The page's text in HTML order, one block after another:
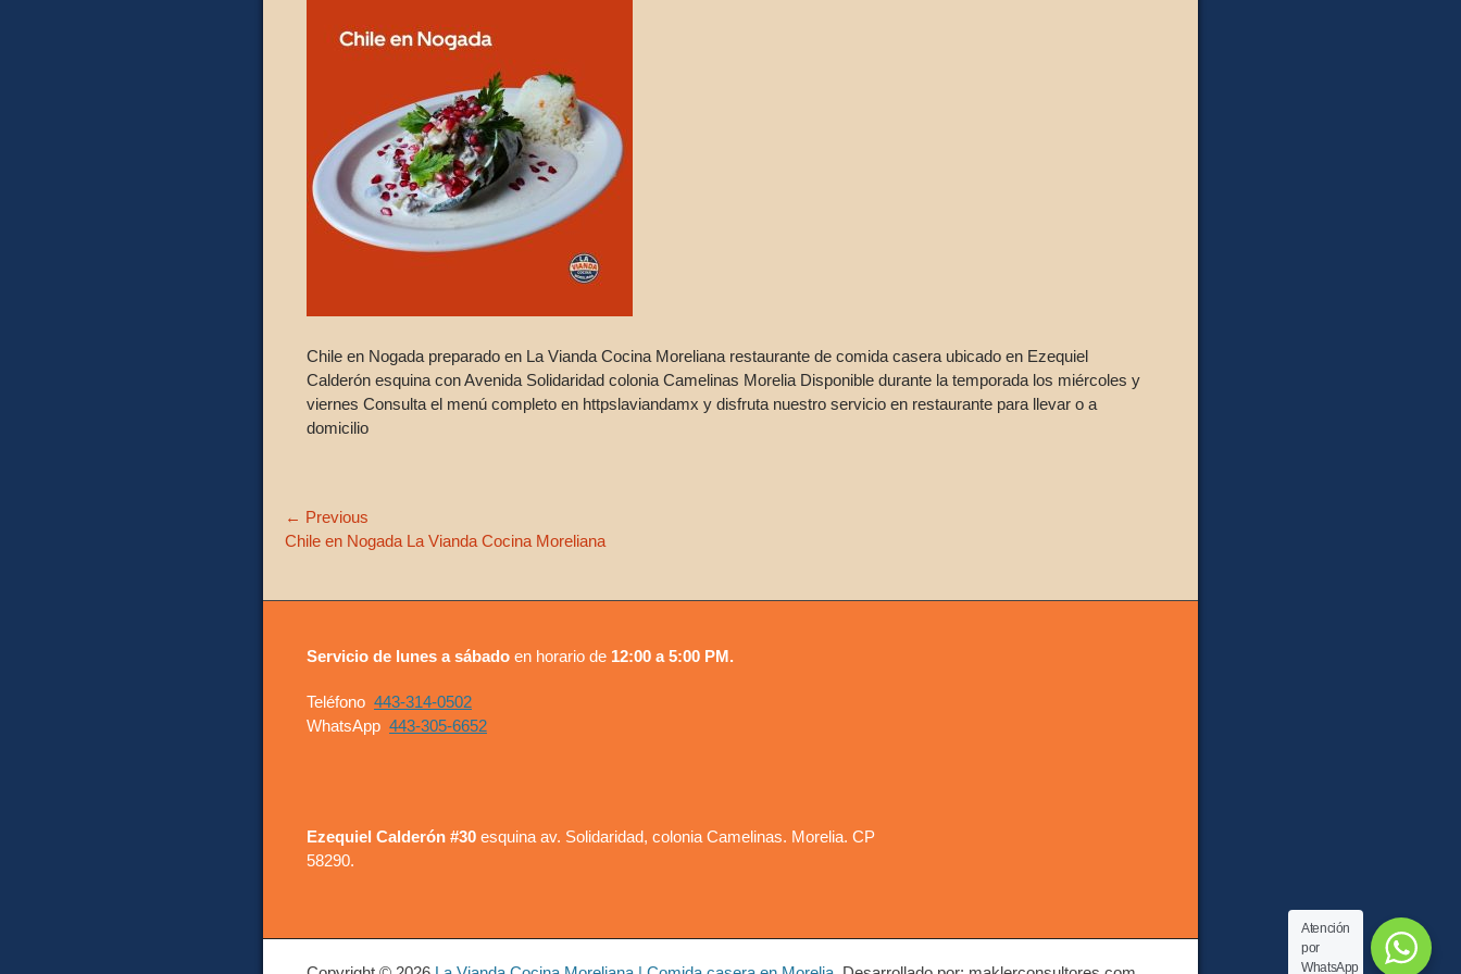
Chile en Nogada preparado en La Vianda Cocina Moreliana restaurante de comida casera ubicado en Ezequiel
Calderón esquina con Avenida Solidaridad colonia Camelinas Morelia Disponible durante la temporada los miércoles y
viernes Consulta el menú completo en httpslaviandamx y disfruta nuestro servicio en restaurante para llevar o a
domicilio
Navegación
de
entradas
← Previous
Previous
Chile en Nogada La Vianda Cocina Moreliana
Servicio de lunes a sábado en horario de 12:00 a 5:00 PM.
Teléfono 443-314-0502
WhatsApp 443-305-6652
Ezequiel Calderón #30 esquina av. Solidaridad, colonia Camelinas. Morelia. CP
58290.
Atención
por
WhatsApp